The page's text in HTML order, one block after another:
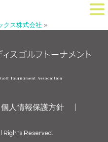
クス株式会社 »
個人情報保護方針
Rights Reserved.